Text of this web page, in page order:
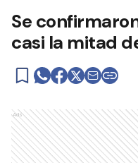
Se
casi la mitad
Ads